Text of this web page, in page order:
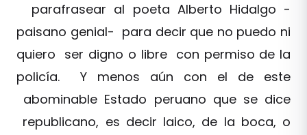
parafrasear al poeta Alberto Hidalgo -
paisano genial- para decir que no puedo ni
quiero ser digno o libre con permiso de la
policía. Y menos aún con el de este
abominable Estado peruano que se dice
republicano, es decir laico, de la boca, o